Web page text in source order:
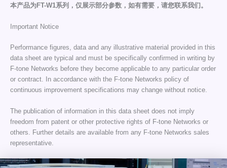
本产品为FT-W1系列，仅展示部分参数，如有需要，请您联系我们。
Important Notice
Performance figures, data and any illustrative material provided in this
data sheet are typical and must be specifically confirmed in writing by
F-tone Networks before they become applicable to any particular order
or contract. In accordance with the F-tone Networks policy of
continuous improvement specifications may change without notice.
The publication of information in this data sheet does not imply
freedom from patent or other protective rights of F-tone Networks or
others. Further details are available from any F-tone Networks sales
representative.